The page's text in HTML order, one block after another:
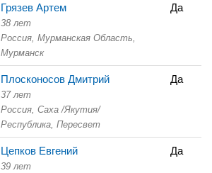
Грязев Артем
38 лет
Россия, Мурманская Область,
Мурманск
Да
Плосконосов Дмитрий
37 лет
Россия, Саха /Якутия/
Республика, Пересвет
Да
Цепков Евгений
39 лет
Да